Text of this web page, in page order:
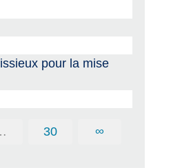
pour la mise
30 ∞